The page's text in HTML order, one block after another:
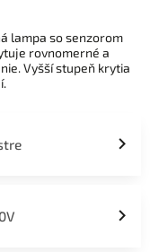
lampa so senzorom
rovnomerné a
Vyšší stupeň krytia